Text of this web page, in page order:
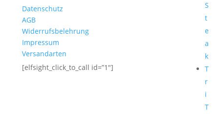
S
t
e
a
k
T
r
i
T
Datenschutz
AGB
Widerrufsbelehrung
Impressum
Versandarten
[elfsight_click_to_call id=”1″]